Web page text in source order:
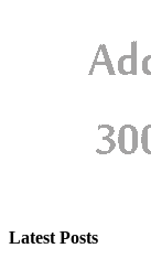
Latest Posts